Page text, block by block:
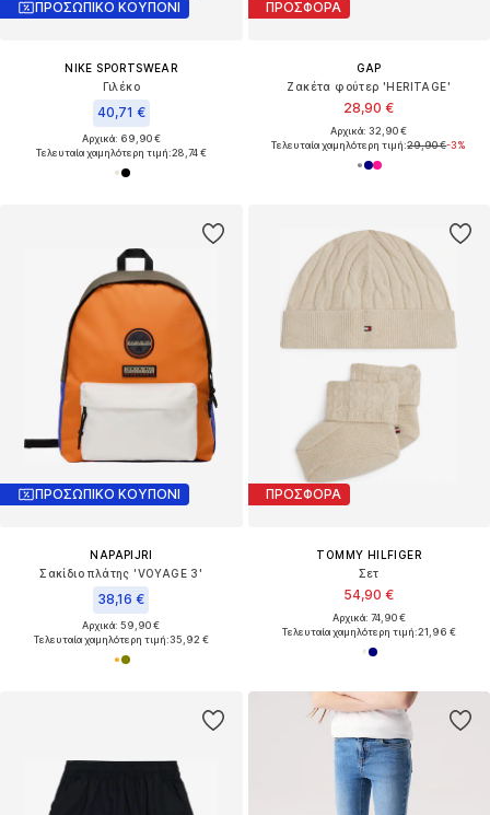
ΠΡΟΣΩΠΙΚΟ ΚΟΥΠΟΝΙ
NIKE SPORTSWEAR
Γιλέκο
40,71 €
Αρχικά: 69,90 €
Τελευταία χαμηλότερη τιμή:28,74 €
ΠΡΟΣΦΟΡΑ
GAP
Ζακέτα φούτερ 'HERITAGE'
28,90 €
Αρχικά: 32,90 €
Τελευταία χαμηλότερη τιμή:29,90 €-3%
ΠΡΟΣΩΠΙΚΟ ΚΟΥΠΟΝΙ
NAPAPIJRI
Σακίδιο πλάτης 'VOYAGE 3'
38,16 €
Αρχικά: 59,90 €
Τελευταία χαμηλότερη τιμή:35,92 €
ΠΡΟΣΦΟΡΑ
TOMMY HILFIGER
Σετ
54,90 €
Αρχικά: 74,90 €
Τελευταία χαμηλότερη τιμή:21,96 €